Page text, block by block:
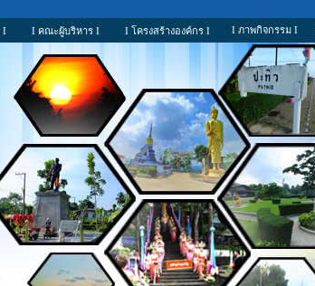
I I คณะผู้บริหาร I I โครงสร้างองค์กร I I ภาพกิจกรรม I